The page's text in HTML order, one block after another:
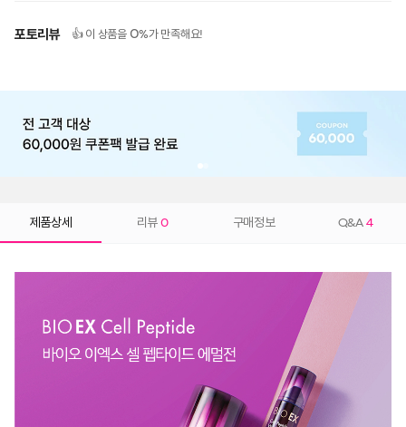
포토리뷰 👍 이 상품을 0%가 만족해요!
제품상세 리뷰 0 구매정보 Q&A 4